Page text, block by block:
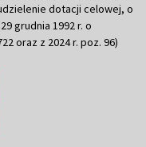
dotacji celowej, o
grudnia 1992 r. o
oraz z 2024 r. poz. 96)